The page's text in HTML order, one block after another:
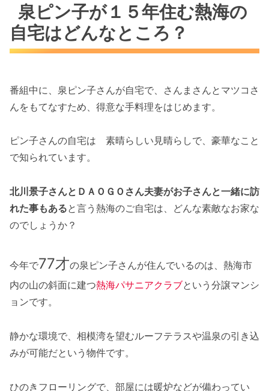
泉ピン子が１５年住む熱海の
自宅はどんなところ？
番組中に、泉ピン子さんが自宅で、さんまさんとマツコさ
んをもてなすため、得意な手料理をはじめます。
ピン子さんの自宅は 素晴らしい見晴らしで、豪華なこと
で知られています。
北川景子さんとＤＡＯＧＯさん夫妻がお子さんと一緒に訪
れた事もあると言う熱海のご自宅は、どんな素敵なお家な
のでしょうか？
今年で77才の泉ピン子さんが住んでいるのは、熱海市
内の山の斜面に建つ熱海パサニアクラブという分譲マンシ
ョンです。
静かな環境で、相模湾を望むルーフテラスや温泉の引き込
みが可能だという物件です。
ひのきフローリングで、部屋には暖炉などが備わってい